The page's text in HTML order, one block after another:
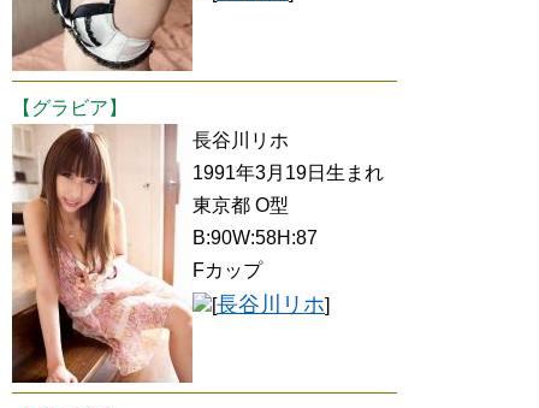
【グラビア】
長谷川リホ
1991年3月19日生まれ
東京都 O型
B:90W:58H:87
Fカップ
[長谷川リホ]